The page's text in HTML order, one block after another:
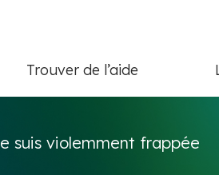
Trouver de l’aide
suis violemment frappée